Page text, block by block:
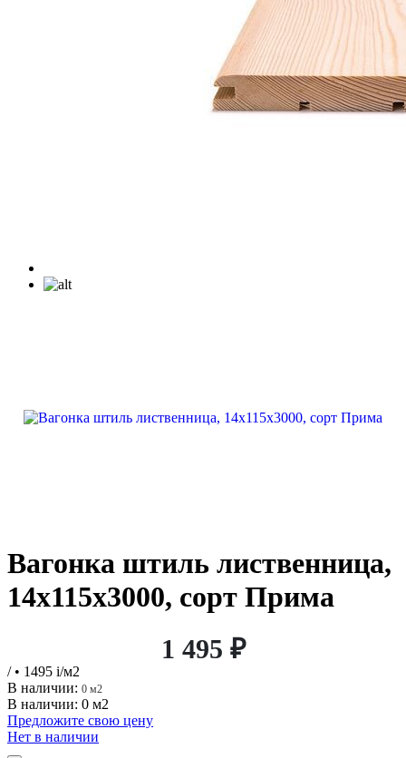
Вагонка штиль лиственница,
14х115х3000, сорт Прима
1 495 ₽
/ • 1495 i/м2
В наличии: 0 м2
В наличии: 0 м2
Предложите свою цену
Нет в наличии